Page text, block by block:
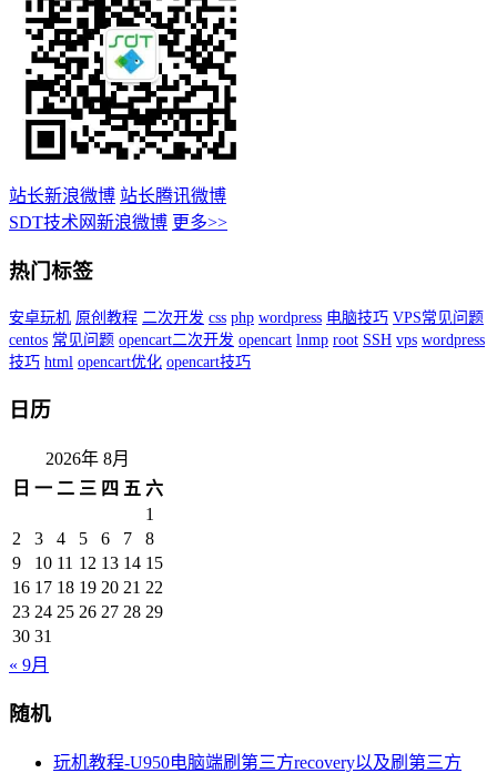
站长新浪微博 站长腾讯微博
SDT技术网新浪微博 更多>>
热门标签
安卓玩机 原创教程 二次开发 css php wordpress 电脑技巧 VPS常见问题
centos 常见问题 opencart二次开发 opencart lnmp root SSH vps wordpress
技巧 html opencart优化 opencart技巧
日历
2026年 8月
日 一 二 三 四 五 六
1
2
3 4 5 6 7
8
9
10 11 12 13 14 15
16 17 18 19 20 21 22
23 24 25 26 27 28 29
30 31
« 9月
随机
玩机教程-U950电脑端刷第三方recovery以及刷第三方